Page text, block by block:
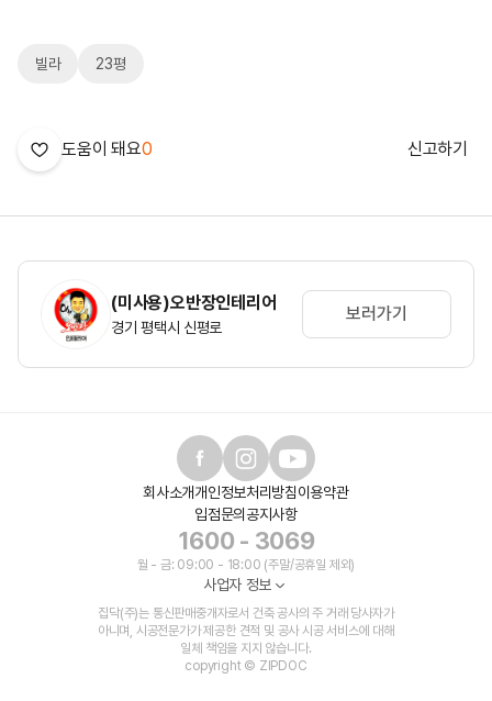
빌라 23평
도움이 돼요0 신고하기
(미사용)오반장인테리어
경기 평택시 신평로
보러가기
회사소개개인정보처리방침이용약관
입점문의 공지사항
1600 - 3069
월 - 금: 09:00 - 18:00 (주말/공휴일 제외)
사업자 정보
집닥(주)는 통신판매중개자로서 건축 공사의 주 거래 당사자가
아니며, 시공전문가가 제공한 견적 및 공사 시공 서비스에 대해
일체 책임을 지지 않습니다.
copyright © ZIPDOC